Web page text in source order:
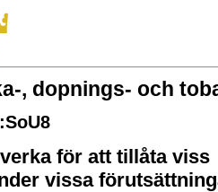
, dopnings- och
för att tillåta viss
vissa